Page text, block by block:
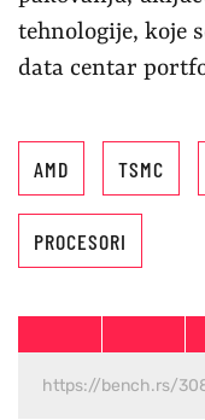
tehnologije, koje
data centar
AMD TSMC
PROCESORI